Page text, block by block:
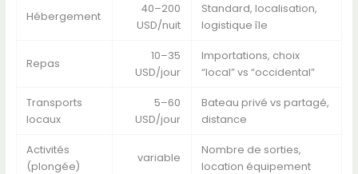
Hébergement
40–200
USD/nuit
Standard, localisation,
logistique île
Repas
10–35
USD/jour
Importations, choix
“local” vs “occidental”
Transports
locaux
5–60
USD/jour
Bateau privé vs partagé,
distance
Activités
(plongée)
variable
Nombre de sorties,
location équipement